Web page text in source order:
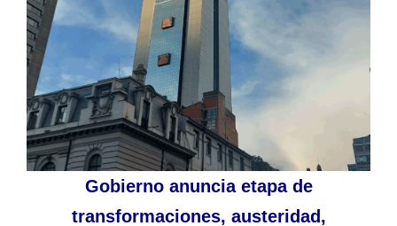
Gobierno anuncia etapa de
transformaciones, austeridad,